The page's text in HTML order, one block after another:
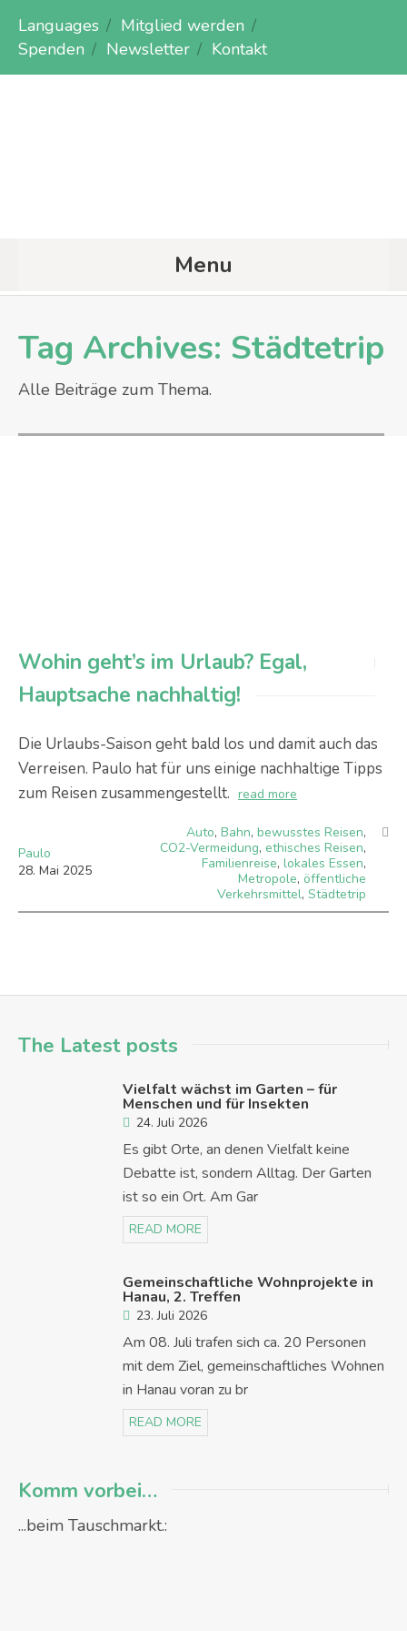
Languages
Mitglied werden
Spenden
Newsletter Kontakt
Menu
Tag Archives: Städtetrip
Alle Beiträge zum Thema.
Wohin geht’s im Urlaub? Egal,
Hauptsache nachhaltig!
Die Urlaubs-Saison geht bald los und damit auch das
Verreisen. Paulo hat für uns einige nachhaltige Tipps
zum Reisen zusammengestellt. read more
Paulo
28. Mai 2025
Auto, Bahn, bewusstes Reisen,
CO2-Vermeidung, ethisches Reisen,
Familienreise, lokales Essen,
Metropole, öffentliche
Verkehrsmittel, Städtetrip
The Latest posts
Vielfalt wächst im Garten – für
Menschen und für Insekten
24. Juli 2026
Es gibt Orte, an denen Vielfalt keine
Debatte ist, sondern Alltag. Der Garten
ist so ein Ort. Am Gar
READ MORE
Gemeinschaftliche Wohnprojekte in
Hanau, 2. Treffen
23. Juli 2026
Am 08. Juli trafen sich ca. 20 Personen
mit dem Ziel, gemeinschaftliches Wohnen
in Hanau voran zu br
READ MORE
Komm vorbei…
...beim Tauschmarkt.: